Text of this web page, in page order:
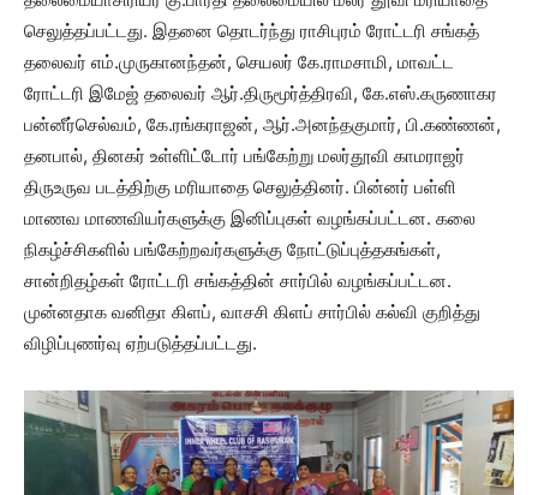
செலுத்தப்பட்டது. இதனை தொடர்ந்து ராசிபுரம் ரோட்டரி சங்கத்
தலைவர் எம்.முருகானந்தன், செயலர் கே.ராமசாமி, மாவட்ட
ரோட்டரி இமேஜ் தலைவர் ஆர்.திருமூர்த்திரவி, கே.எஸ்.கருணாகர
பன்னீர்செல்வம், கே.ரங்கராஜன், ஆர்.அனந்தகுமார், பி.கண்ணன்,
தனபால், தினகர் உள்ளிட்டோர் பங்கேற்று மலர்தூவி காமராஜர்
திருஉருவ படத்திற்கு மரியாதை செலுத்தினர். பின்னர் பள்ளி
மாணவ மாணவியர்களுக்கு இனிப்புகள் வழங்கப்பட்டன. கலை
நிகழ்ச்சிகளில் பங்கேற்றவர்களுக்கு நோட்டுப்புத்தகங்கள்,
சான்றிதழ்கள் ரோட்டரி சங்கத்தின் சார்பில் வழங்கப்பட்டன.
முன்னதாக வனிதா கிளப், வாசசி கிளப் சார்பில் கல்வி குறித்து
விழிப்புணர்வு ஏற்படுத்தப்பட்டது.